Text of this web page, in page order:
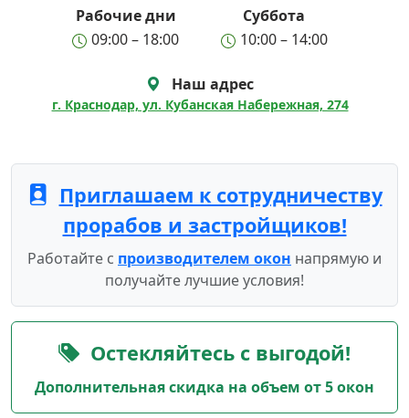
Рабочие дни
Суббота
09:00 – 18:00
10:00 – 14:00
Наш адрес
г. Краснодар, ул. Кубанская Набережная, 274
Приглашаем к сотрудничеству
прорабов и застройщиков!
Работайте с производителем окон напрямую и
получайте лучшие условия!
Остекляйтесь с выгодой!
Дополнительная скидка на объем от 5 окон